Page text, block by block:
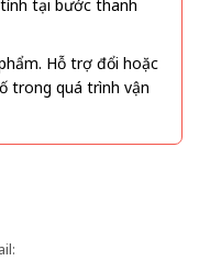
tại bước thanh
Hỗ trợ đổi hoặc
trong quá trình vận